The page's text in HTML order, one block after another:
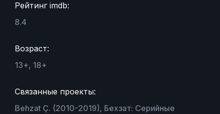
Рейтинг imdb:
8.4
Возраст:
13+, 18+
Связанные проекты:
Behzat Ç. (2010-2019), Бехзат: Серийные